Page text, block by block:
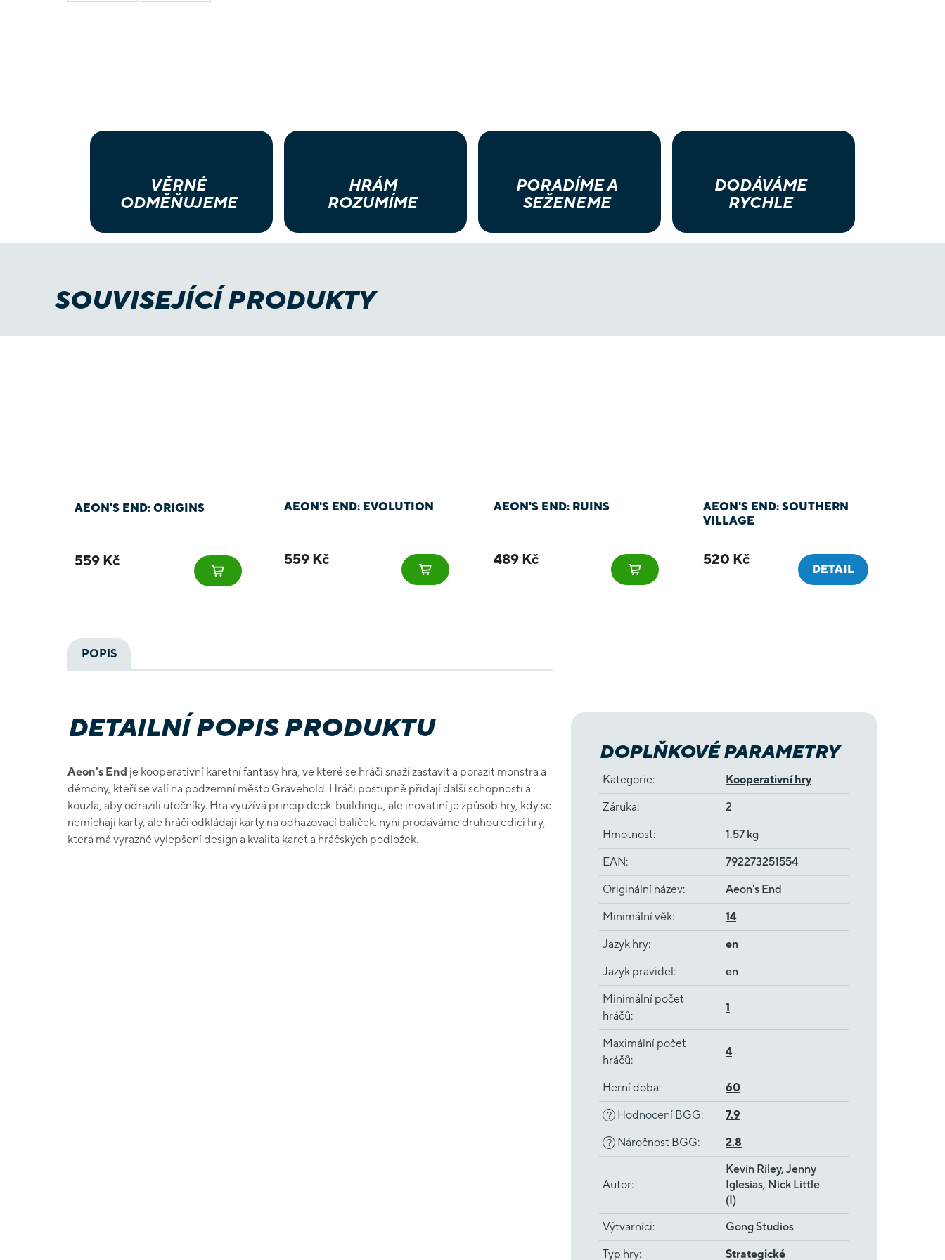
VĚRNÉ
ODMĚŇUJEME
HRÁM
ROZUMÍME
PORADÍME A
SEŽENEME
DODÁVÁME
RYCHLE
SOUVISEJÍCÍ PRODUKTY
AEON'S END: ORIGINS
559 Kč
AEON'S END: EVOLUTION
559 Kč
AEON'S END: RUINS
489 Kč
AEON'S END: SOUTHERN
VILLAGE
520 Kč
DETAIL
POPIS
DETAILNÍ POPIS PRODUKTU
Aeon's End je kooperativní karetní fantasy hra, ve které se hráči snaží zastavit a porazit monstra a
démony, kteří se valí na podzemní město Gravehold. Hráči postupně přidají další schopnosti a
kouzla, aby odrazili útočníky. Hra využívá princip deck-buildingu, ale inovatiní je způsob hry, kdy se
nemíchají karty, ale hráči odkládají karty na odhazovací balíček. nyní prodáváme druhou edici hry,
která má výrazně vylepšení design a kvalita karet a hráčských podložek.
DOPLŇKOVÉ PARAMETRY
Kategorie: Kooperativní hry
Záruka: 2
Hmotnost: 1.57 kg
EAN: 792273251554
Originální název: Aeon's End
Minimální věk: 14
Jazyk hry: en
Jazyk pravidel: en
Minimální počet
hráčů:
1
Maximální počet
hráčů:
4
Herní doba: 60
? Hodnocení BGG: 7.9
? Náročnost BGG: 2.8
Autor:
Kevin Riley, Jenny
Iglesias, Nick Little
(I)
Výtvarníci: Gong Studios
Typ hry: Strategické